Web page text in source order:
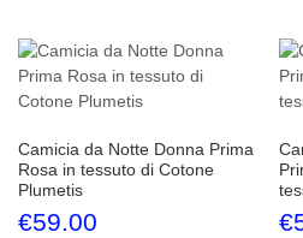
Camicia da Notte Donna Prima
Rosa in tessuto di Cotone
Plumetis
€59.00 €